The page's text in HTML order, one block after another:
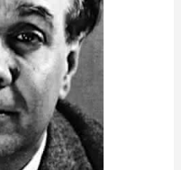
p o
k